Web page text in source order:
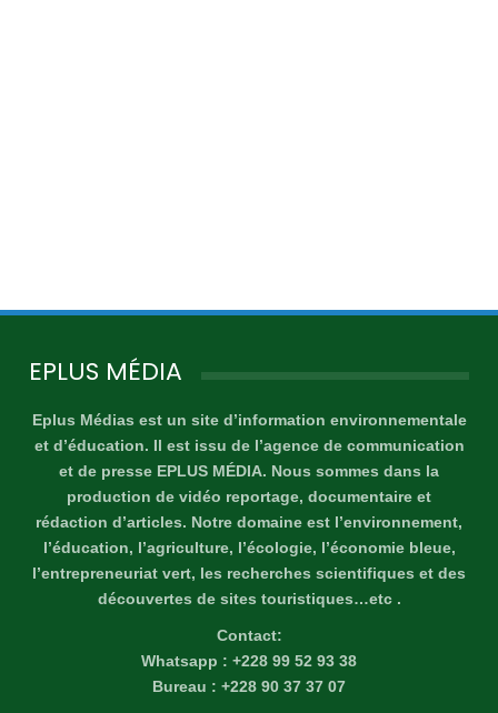
EPLUS MÉDIA
Eplus Médias est un site d’information environnementale
et d’éducation. Il est issu de l’agence de communication
et de presse EPLUS MÉDIA. Nous sommes dans la
production de vidéo reportage, documentaire et
rédaction d’articles. Notre domaine est l’environnement,
l’éducation, l’agriculture, l’écologie, l’économie bleue,
l’entrepreneuriat vert, les recherches scientifiques et des
découvertes de sites touristiques…etc .
Contact:
Whatsapp : +228 99 52 93 38
Bureau : +228 90 37 37 07